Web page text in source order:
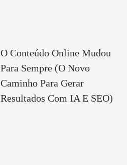
O Conteúdo Online Mudou
Para Sempre (O Novo
Caminho Para Gerar
Resultados Com IA E SEO)